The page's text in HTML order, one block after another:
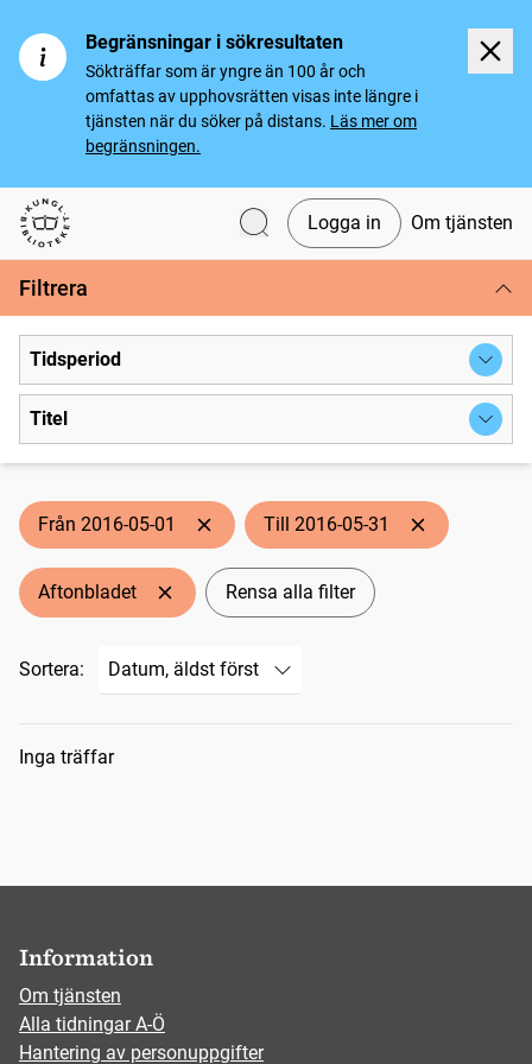
Begränsningar i sökresultaten
Sökträffar som är yngre än 100 år och
omfattas av upphovsrätten visas inte längre i
tjänsten när du söker på distans. Läs mer om
begränsningen.
Svenska tidningar
Logga in Om tjänsten
Filtrera
Tidsperiod
Titel
Från 2016-05-01 Till 2016-05-31
Aftonbladet Rensa alla filter
Sortera:
Sökresultat
Inga träffar
Information
Om tjänsten
Alla tidningar A-Ö
Hantering av personuppgifter